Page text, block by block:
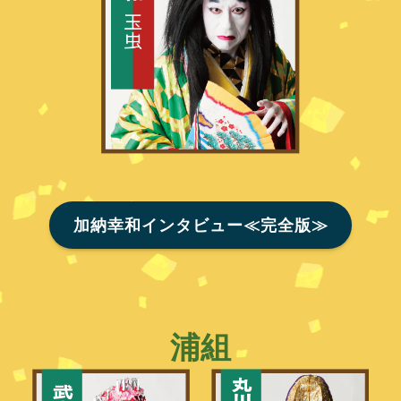
加納幸和インタビュー≪完全版≫
浦組